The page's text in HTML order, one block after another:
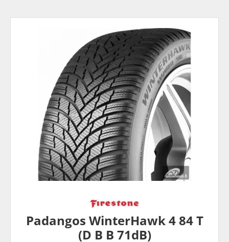
Padangos WinterHawk 4 84 T
(D B B 71dB)